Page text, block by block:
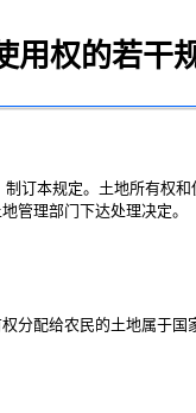
用权的若干
本规定。土地所有权
管理部门下达处理决定。
配给农民的土地属于国